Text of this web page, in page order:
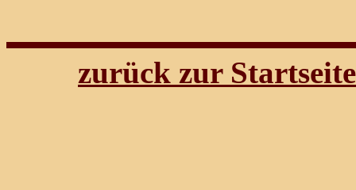
zurück zur Startseite